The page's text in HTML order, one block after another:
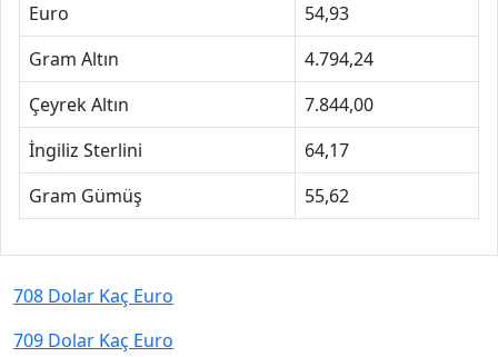
Euro
54,93
Gram Altın
4.794,24
Çeyrek Altın
7.844,00
İngiliz Sterlini
64,17
Gram Gümüş
55,62
708 Dolar Kaç Euro
709 Dolar Kaç Euro